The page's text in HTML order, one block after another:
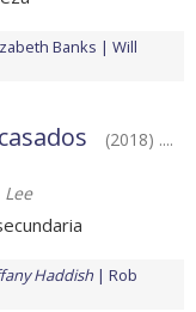
Banks
Will
(2018) ....
Haddish
Rob